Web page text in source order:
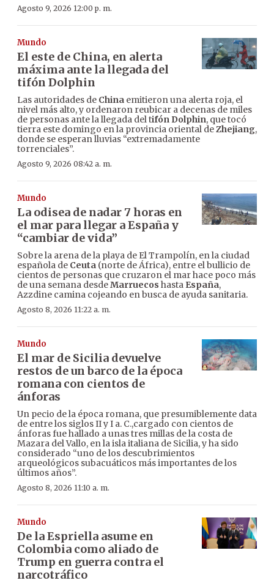
Agosto 9, 2026 12:00 p. m.
Mundo
El este de China, en alerta
máxima ante la llegada del
tifón Dolphin
Las autoridades de China emitieron una alerta roja, el
nivel más alto, y ordenaron reubicar a decenas de miles
de personas ante la llegada del tifón Dolphin, que tocó
tierra este domingo en la provincia oriental deZhejiang,
donde se esperan lluvias “extremadamente
torrenciales”.
Agosto 9, 2026 08:42 a. m.
Mundo
La odisea de nadar 7 horas en
el mar para llegar a España y
“cambiar de vida”
Sobre la arena de la playa de El Trampolín, en la ciudad
española de Ceuta (norte de África), entre el bullicio de
cientos de personas que cruzaron el mar hace poco más
de una semana desdeMarruecos hasta España,
Azzdine camina cojeando en busca de ayuda sanitaria.
Agosto 8, 2026 11:22 a. m.
Mundo
El mar de Sicilia devuelve
restos de un barco de la época
romana con cientos de
ánforas
Un pecio de la época romana, que presumiblemente data
de entre los siglos II y I a. C.,cargado con cientos de
ánforas fue hallado a unas tres millas de la costa de
Mazara del Vallo, en la isla italiana de Sicilia, y ha sido
considerado “uno de los descubrimientos
arqueológicos subacuáticos más importantes de los
últimos años”.
Agosto 8, 2026 11:10 a. m.
Mundo
De la Espriella asume en
Colombia como aliado de
Trump en guerra contra el
narcotráfico